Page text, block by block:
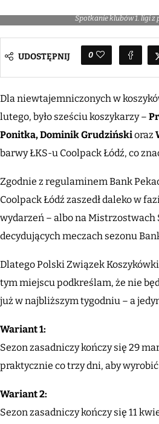
Spotkanie klubów 1. ligi
UDOSTĘPNIJ 0
Dla niewtajemniczonych w
lutego, było sześciu koszykarzy –
Ponitka,Dominik Grudzińskioraz
barwy ŁKS-u Coolpack Łódź, co
Zgodnie z regulaminem Bank
Coolpack Łódź zaszedł daleko w
wydarzeń – albo na Mistrzostwach
decydujących meczach sezonu
Dlatego Polski Związek
tym miejscu podkreślam, że nie
już w najbliższym tygodniu – a
Wariant 1:
Sezon zasadniczy kończy się 29
praktycznie co trzy dni, aby
Wariant 2:
Sezon zasadniczy kończy się 11